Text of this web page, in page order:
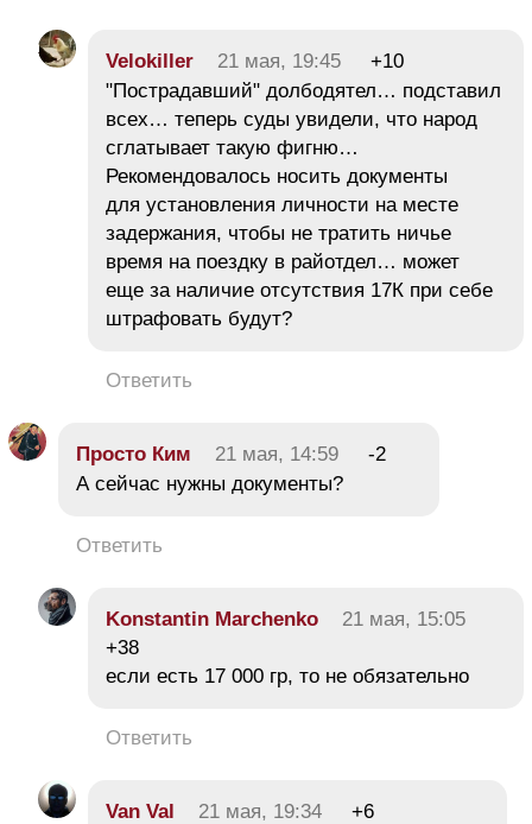
Velokiller 21 мая, 19:45
+10
"Пострадавший" долбодятел… подставил
всех… теперь суды увидели, что народ
сглатывает такую фигню…
Рекомендовалось носить документы
для установления личности на месте
задержания, чтобы не тратить ничье
время на поездку в райотдел… может
еще за наличие отсутствия 17К при себе
штрафовать будут?
Ответить
Просто Ким 21 мая, 14:59
-2
А сейчас нужны документы?
Ответить
Konstantin Marchenko
21 мая, 15:05
+38
если есть 17 000 гр, то не обязательно
Ответить
Van Val 21 мая, 19:34
+6